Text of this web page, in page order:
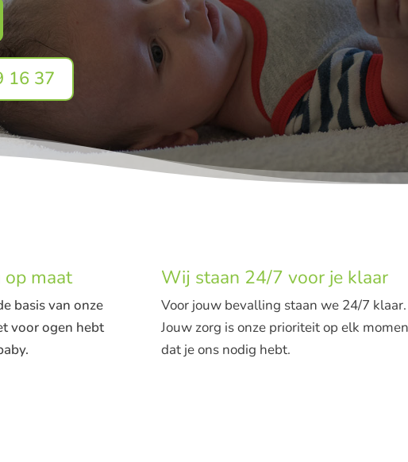
16 37
op maat
basis van onze
voor ogen hebt
Wij staan 24/7 voor je klaar
Voor jouw bevalling staan we 24/7 klaar.
Jouw zorg is onze prioriteit op elk
dat je ons nodig hebt.